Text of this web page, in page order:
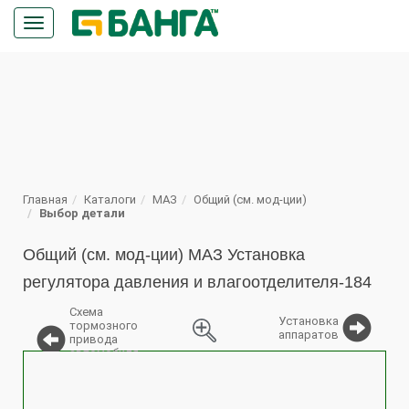
Кнопка
меню
Главная Каталоги МАЗ
Общий (см. мод-ции)
Выбор детали
Общий (см. мод-ции) МАЗ Установка
регулятора давления и влагоотделителя-184
Схема
тормозного
привода
автомобиля
Установка
аппаратов